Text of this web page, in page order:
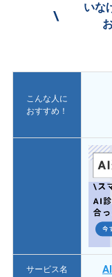
\
いな
こんな人に
おすすめ！
サービス名